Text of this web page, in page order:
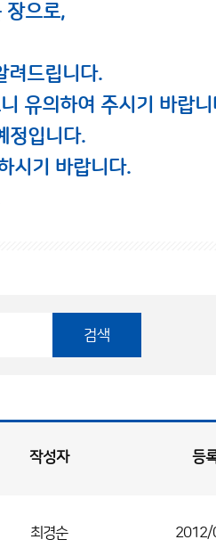
장으로,
려드립니다.
유의하여 주시기 바랍니
정입니다.
시기 바랍니다.
검색
작성자 등
최경순 2012/